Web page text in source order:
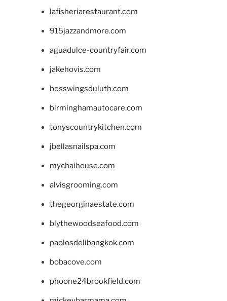
lafisheriarestaurant.com
915jazzandmore.com
aguadulce-countryfair.com
jakehovis.com
bosswingsduluth.com
birminghamautocare.com
tonyscountrykitchen.com
jbellasnailspa.com
mychaihouse.com
alvisgrooming.com
thegeorginaestate.com
blythewoodseafood.com
paolosdelibangkok.com
bobacove.com
phoone24brookfield.com